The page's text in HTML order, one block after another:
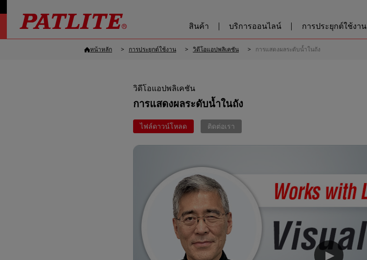
สินค้า บริการออนไลน์ การประยุกต์ใช้งาน
หน้าหลัก การประยุกต์ใช้งาน วิดีโอแอปพลิเคชัน การแสดงผลระดับน้ำในถัง
วิดีโอแอปพลิเคชัน
การแสดงผลระดับน้ำในถัง
ไฟล์ดาวน์โหลด ติดต่อเรา
▶